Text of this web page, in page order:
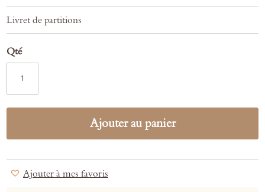
Livret de partitions
Qté
Ajouter au panier
Ajouter à mes favoris